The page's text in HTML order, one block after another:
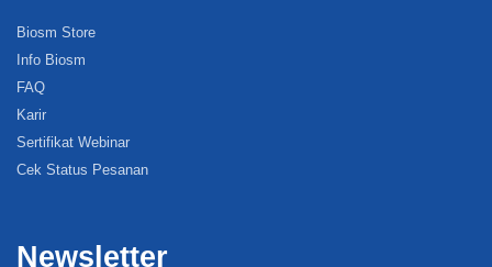
Biosm Store
Info Biosm
FAQ
Karir
Sertifikat Webinar
Cek Status Pesanan
Newsletter